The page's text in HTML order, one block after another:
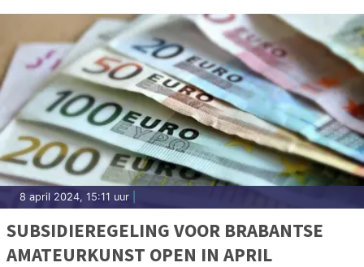
8 april 2024, 15:11 uur
SUBSIDIEREGELING VOOR BRABANTSE
AMATEURKUNST OPEN IN APRIL